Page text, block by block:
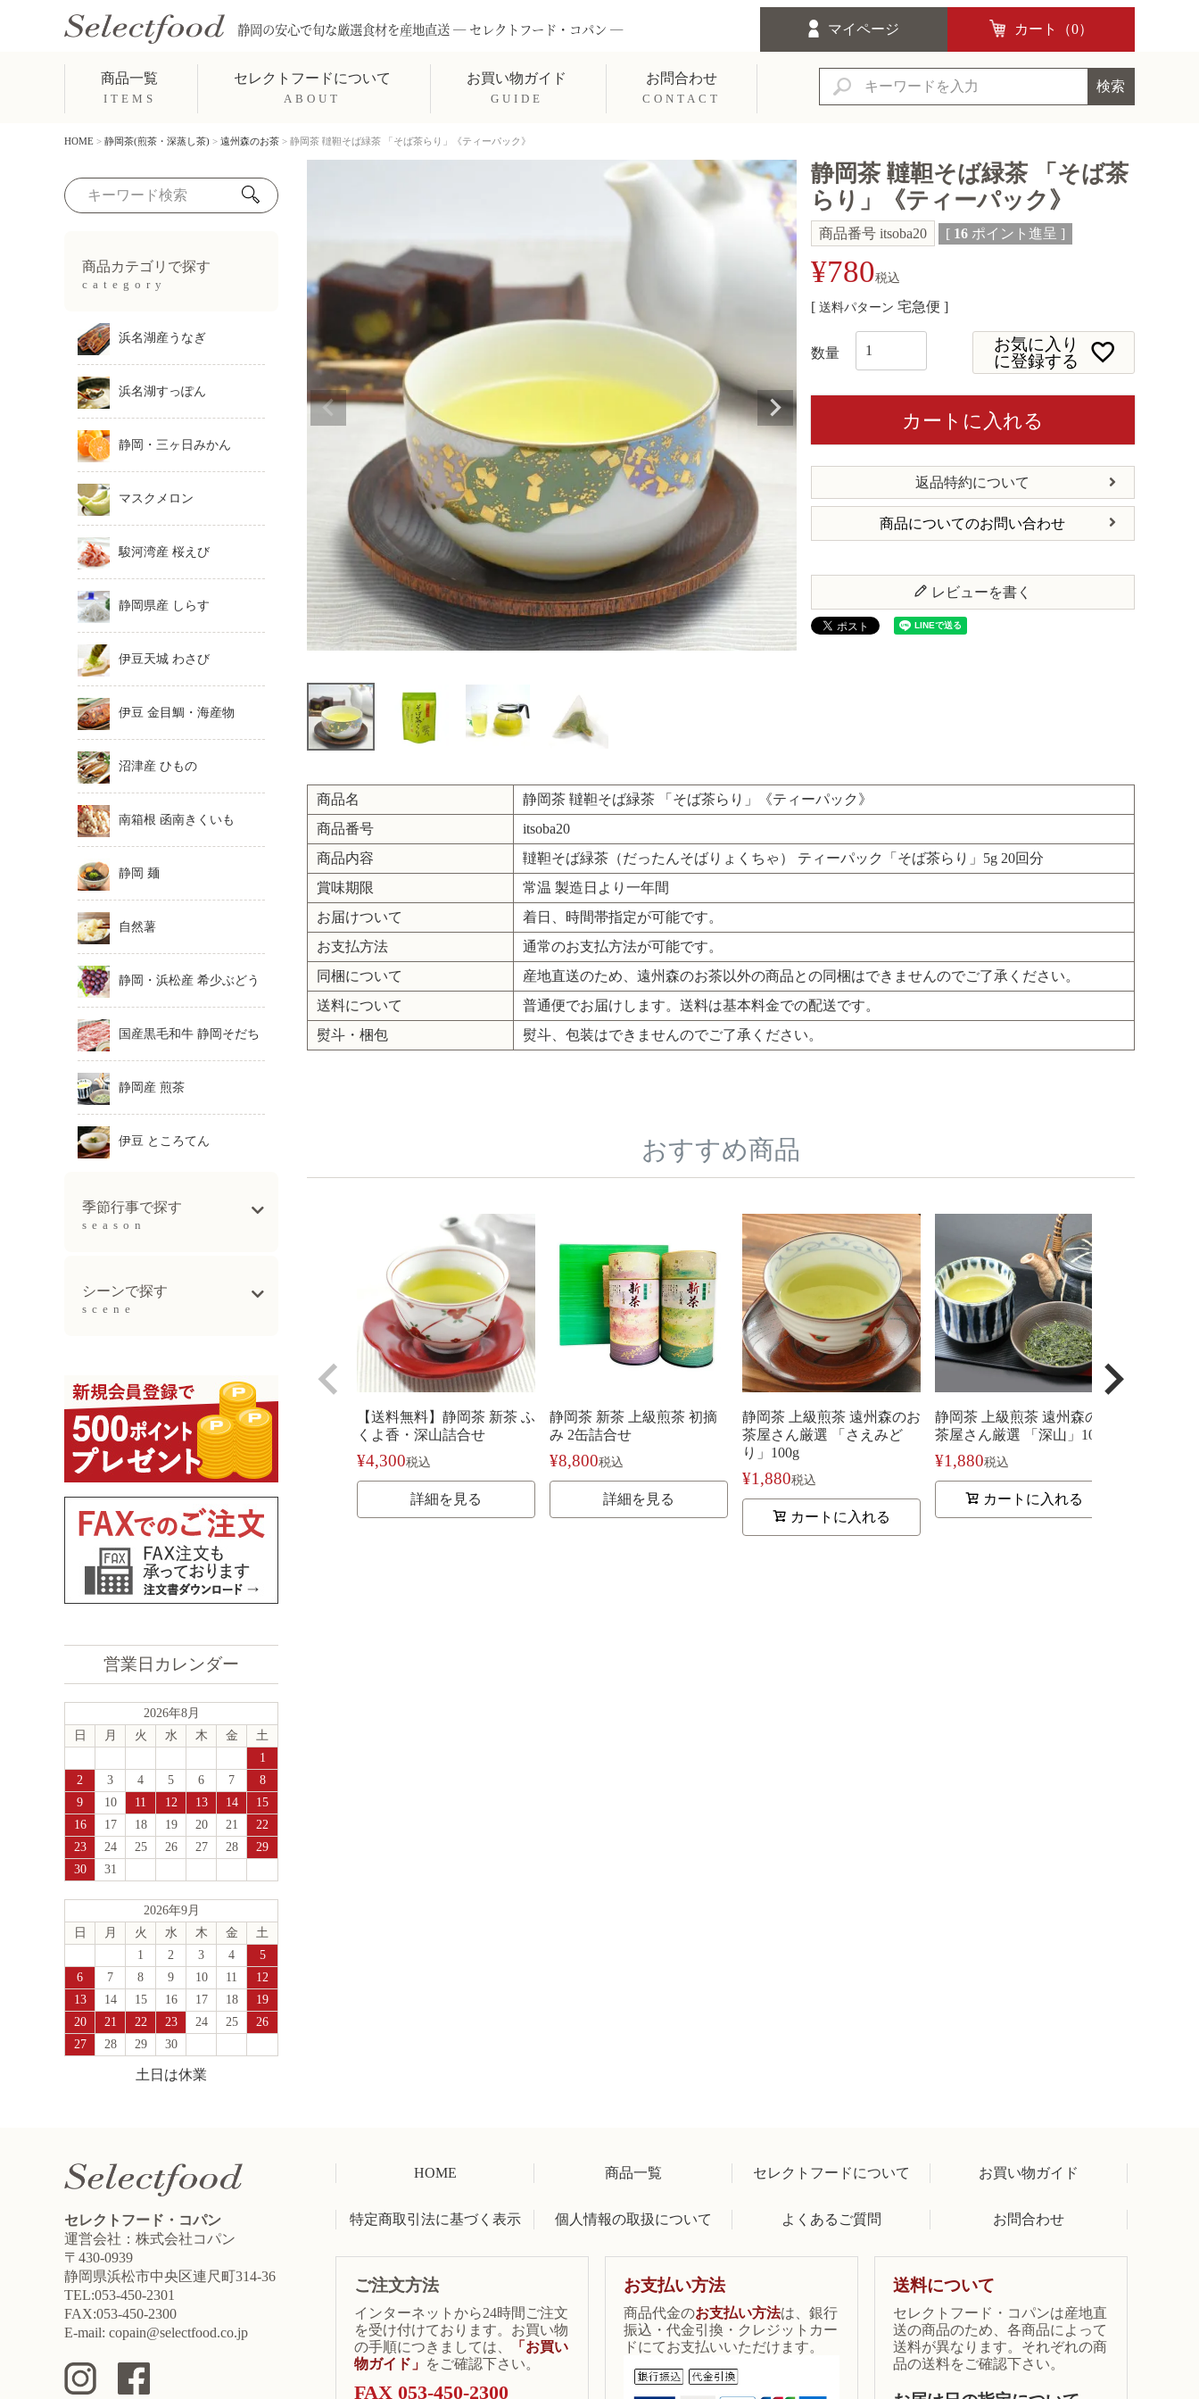
静岡の安心で旬な厳選食材を産地直送 ― セレクトフード・コパン ― マイページ カート（0）
商品一覧
ITEMS
セレクトフードについて
ABOUT
お買い物ガイド
GUIDE
お問合わせ
CONTACT
検索
HOME 静岡茶(煎茶・深蒸し茶) 遠州森のお茶 静岡茶 韃靼そば緑茶 「そば茶らり」《ティーパック》
商品カテゴリで探す
category
浜名湖産うなぎ
浜名湖すっぽん
静岡・三ヶ日みかん
マスクメロン
駿河湾産 桜えび
静岡県産 しらす
伊豆天城 わさび
伊豆 金目鯛・海産物
沼津産 ひもの
南箱根 函南きくいも
静岡 麺
自然薯
静岡・浜松産 希少ぶどう
国産黒毛和牛 静岡そだち
静岡産 煎茶
伊豆 ところてん
季節行事で探す
season
シーンで探す
scene
営業日カレンダー
2026年8月
日
月 火 水 木 金
土
1
2
3 4 5 6 7
8
9
10 11 12 13 14
15
16
17 18 19 20 21
22
23
24 25 26 27 28
29
30
31
2026年9月
日
月 火 水 木 金
土
1
2 3 4
5
6
7 8 9 10 11
12
13
14 15 16 17 18
19
20
21 22 23 24 25
26
27
28 29 30
土日は休業
静岡茶 韃靼そば緑茶 「そば茶
らり」《ティーパック》
商品番号 itsoba20 [ 16 ポイント進呈 ]
¥780税込
送料パターン 宅急便
お気に入り
に登録する
カートに入れる
返品特約について
商品についてのお問い合わせ
レビューを書く
商品名
静岡茶 韃靼そば緑茶 「そば茶らり」《ティーパック》
商品番号
itsoba20
商品内容
韃靼そば緑茶（だったんそばりょくちゃ） ティーパック「そば茶らり」5g 20回分
賞味期限
常温 製造日より一年間
お届けついて
着日、時間帯指定が可能です。
お支払方法
通常のお支払方法が可能です。
同梱について
産地直送のため、遠州森のお茶以外の商品との同梱はできませんのでご了承ください。
送料について
普通便でお届けします。送料は基本料金での配送です。
熨斗・梱包
熨斗、包装はできませんのでご了承ください。
おすすめ商品
【送料無料】静岡茶 新茶 ふ
くよ香・深山詰合せ
¥4,300税込
詳細を見る
静岡茶 新茶 上級煎茶 初摘
み 2缶詰合せ
¥8,800税込
詳細を見る
静岡茶 上級煎茶 遠州森のお
茶屋さん厳選 「さえみど
り」100g
¥1,880税込
カートに入れる
静岡茶 上級煎茶 遠州森のお
茶屋さん厳選 「深山」100g
¥1,880税込
カートに入れる
セレクトフード・コパン
運営会社：株式会社コパン
〒430-0939
静岡県浜松市中央区連尺町314-36
TEL:053-450-2301
FAX:053-450-2300
E-mail: copain@selectfood.co.jp
HOME 商品一覧 セレクトフードについて お買い物ガイド
特定商取引法に基づく表示 個人情報の取扱について よくあるご質問 お問合わせ
ご注文方法
インターネットから24時間ご注文
を受け付けております。お買い物
の手順につきましては、
「お買い
物ガイド」 をご確認下さい。
FAX 053-450-2300
お支払い方法
商品代金のお支払い方法は、銀行
振込・代金引換・クレジットカー
ドにてお支払いいただけます。
送料について
セレクトフード・コパンは産地直
送の商品のため、各商品によって
送料が異なります。それぞれの商
品の送料をご確認下さい。